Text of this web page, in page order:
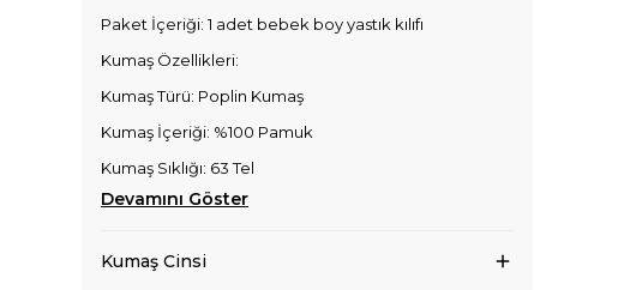
Paket İçeriği: 1 adet bebek boy yastık kılıfı
Kumaş Özellikleri:
Kumaş Türü: Poplin Kumaş
Kumaş İçeriği: %100 Pamuk
Kumaş Sıklığı: 63 Tel
Devamını Göster
Kumaş Cinsi